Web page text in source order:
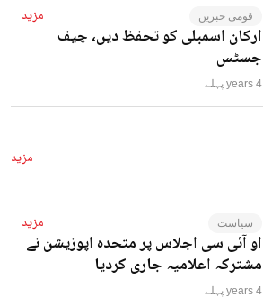
قومی خبریں مزید
ارکان اسمبلی کو تحفظ دیں، چیف
جسٹس
4 years پہلے
مزید
سیاست مزید
او آئی سی اجلاس پر متحدہ اپوزیشن نے
مشترکہ اعلامیہ جاری کردیا
4 years پہلے